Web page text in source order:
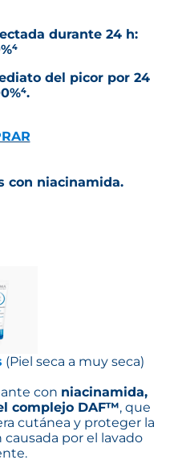
durante 24 h:
del picor por 24
con niacinamida.
(Piel seca a muy seca)
con niacinamida,
complejo DAF™, que
cutánea y proteger la
por el lavado